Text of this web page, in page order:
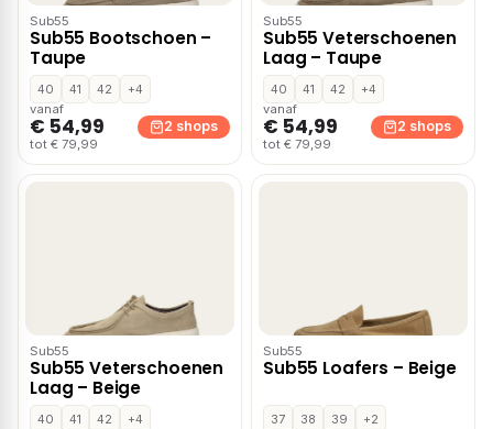
Sub55
Sub55 Bootschoen –
Taupe
40 41 42
+4
vanaf
€ 54,99
tot € 79,99
2 shops
Sub55
Sub55 Veterschoenen
Laag – Taupe
40 41 42
+4
vanaf
€ 54,99
tot € 79,99
2 shops
Sub55
Sub55 Veterschoenen
Laag – Beige
40 41 42
+4
Sub55
Sub55 Loafers – Beige
37 38 39
+2